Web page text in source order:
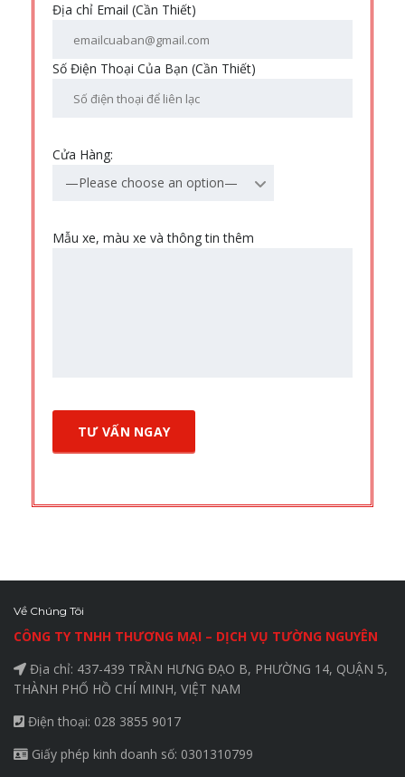
Địa chỉ Email (Cần Thiết)
Số Điện Thoại Của Bạn (Cần Thiết)
Cửa Hàng:
—Please choose an option—
Mẫu xe, màu xe và thông tin thêm
Về Chúng Tôi
CÔNG TY TNHH THƯƠNG MẠI – DỊCH VỤ TƯỜNG NGUYÊN
Địa chỉ: 437-439 TRẦN HƯNG ĐẠO B, PHƯỜNG 14, QUẬN 5,
THÀNH PHỐ HỒ CHÍ MINH, VIỆT NAM
Điện thoại: 028 3855 9017
Giấy phép kinh doanh số: 0301310799